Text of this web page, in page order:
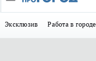
Эксклюзив Работа в городе